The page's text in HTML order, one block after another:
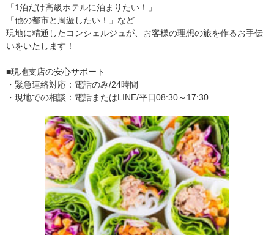
「1泊だけ高級ホテルに泊まりたい！」
「他の都市と周遊したい！」など…
現地に精通したコンシェルジュが、お客様の理想の旅を作るお手伝
いをいたします！
■現地支店の安心サポート
・緊急連絡対応：電話のみ/24時間
・現地での相談：電話またはLINE/平日08:30～17:30